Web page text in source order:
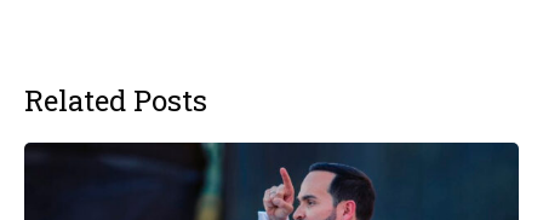
Related Posts